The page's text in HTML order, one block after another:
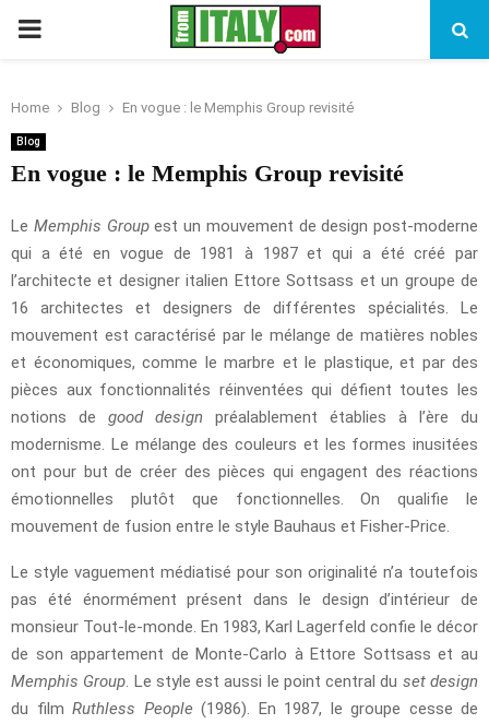
PRIMARY
Home Blog En vogue : le Memphis Group revisité
Blog
En vogue : le Memphis Group revisité
Le Memphis Groupest un mouvement de design post-moderne
qui a été en vogue de 1981 à 1987 et qui a été créé par
l’architecte et designer italien Ettore Sottsass et un groupe de
16 architectes et designers de différentes spécialités. Le
mouvement est caractérisé par le mélange de matières nobles
et économiques, comme le marbre et le plastique, et par des
pièces aux fonctionnalités réinventées qui défient toutes les
notions de good design préalablement établies à l’ère du
modernisme. Le mélange des couleurs et les formes inusitées
ont pour but de créer des pièces qui engagent des réactions
émotionnelles plutôt que fonctionnelles. On qualifie le
mouvement de fusion entre le style Bauhaus et Fisher-Price.
Le style vaguement médiatisé pour son originalité n’a toutefois
pas été énormément présent dans le design d’intérieur de
monsieur Tout-le-monde. En 1983, Karl Lagerfeld confie le décor
de son appartement de Monte-Carlo à Ettore Sottsass et au
Memphis Group . Le style est aussi le point central du set design
du film Ruthless People (1986). En 1987, le groupe cesse de